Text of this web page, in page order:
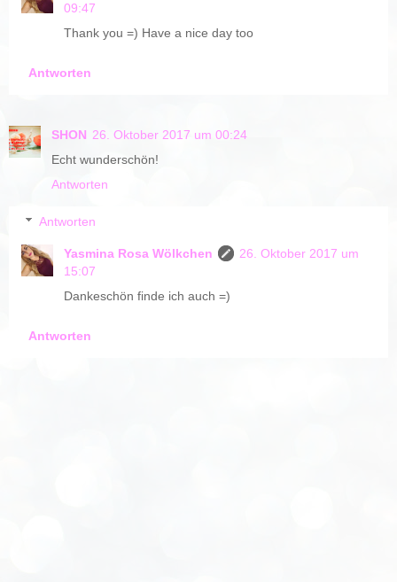
09:47
Thank you =) Have a nice day too
Antworten
SHON 26. Oktober 2017 um 00:24
Echt wunderschön!
Antworten
Antworten
Yasmina Rosa Wölkchen
26. Oktober 2017 um
15:07
Dankeschön finde ich auch =)
Antworten